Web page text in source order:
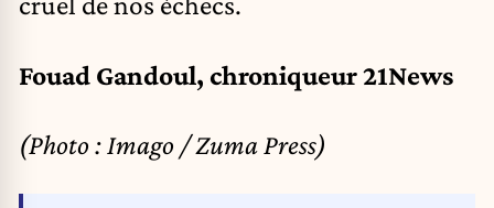
Fouad Gandoul, chroniqueur 21News
(Photo : Imago / Zuma Press)